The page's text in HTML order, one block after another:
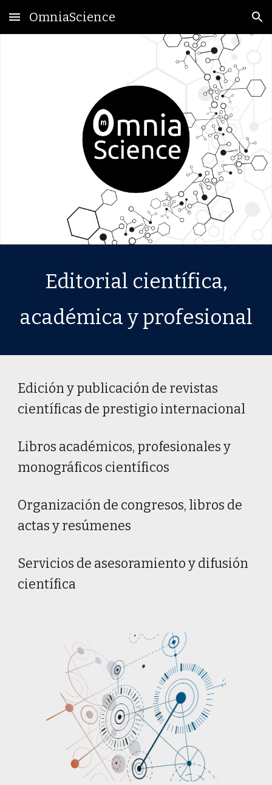
Skip to main content Skip to navigation
OmniaScience
Editorial científica,
académica y profesional
Ediciónypublicación de revistas
científicas de prestigio internacional
Libros académicos, profesionales y
monográficos científicos
Organización de congresos, libros de
actas y resúmenes
Servicios de asesoramiento y difusión
científica